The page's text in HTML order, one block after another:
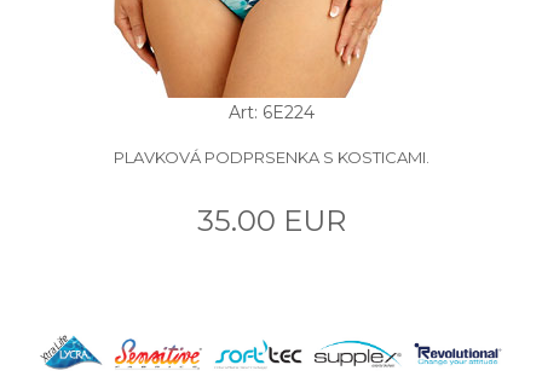
Art: 6E224
PLAVKOVÁ PODPRSENKA S KOSTICAMI.
35.00 EUR